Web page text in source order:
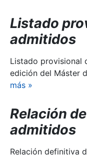
Listado
admitidos
Listado provisional
edición del Máster
más »
Relación
admitidos
Relación definitiva